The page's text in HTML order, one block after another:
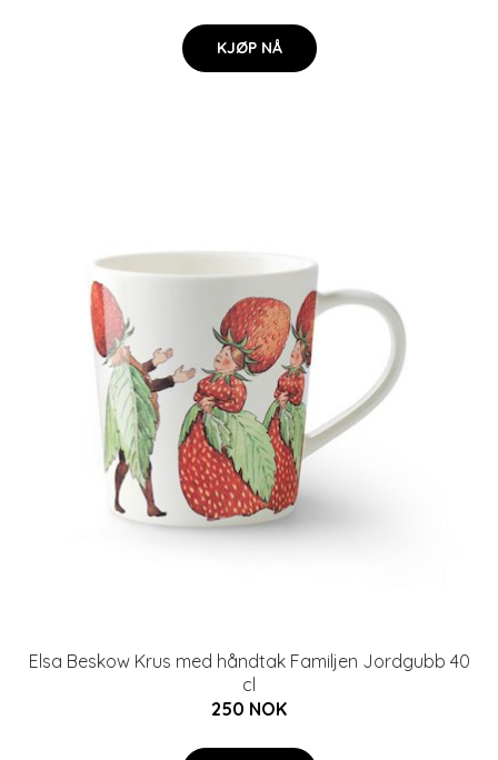
KJØP NÅ
Elsa Beskow Krus med håndtak Familjen Jordgubb 40
cl
250 NOK